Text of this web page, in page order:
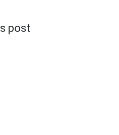
post